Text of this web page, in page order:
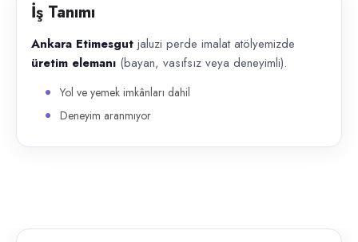
İş Tanımı
Ankara Etimesgut jaluzi perde imalat atölyemizde
üretim elemanı (bayan, vasıfsız veya deneyimli).
Yol ve yemek imkânları dahil
Deneyim aranmıyor